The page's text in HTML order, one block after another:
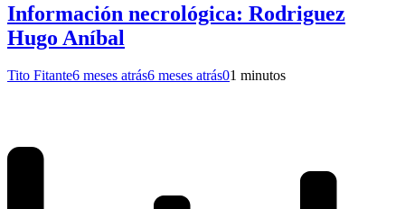
Información necrológica: Rodriguez
Hugo Aníbal
Tito Fitante6 meses atrás6 meses atrás01 minutos